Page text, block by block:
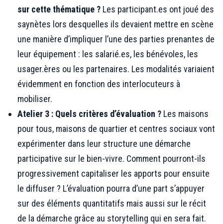
sur cette thématique ? Les participant.es ont joué des
saynètes lors desquelles ils devaient mettre en scène
une manière d’impliquer l’une des parties prenantes de
leur équipement : les salarié.es, les bénévoles, les
usager.ères ou les partenaires. Les modalités variaient
évidemment en fonction des interlocuteurs à
mobiliser.
Atelier 3 : Quels critères d’évaluation ? Les maisons
pour tous, maisons de quartier et centres sociaux vont
expérimenter dans leur structure une démarche
participative sur le bien-vivre. Comment pourront-ils
progressivement capitaliser les apports pour ensuite
le diffuser ? L’évaluation pourra d’une part s’appuyer
sur des éléments quantitatifs mais aussi sur le récit
de la démarche grâce au storytelling qui en sera fait.